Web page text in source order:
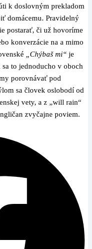
k doslovným prekladom
domácemu. Pravidelný
postarať, či už hovoríme
konverzácie na a mimo
„Chýbaš mi“ je
sa to jednoducho v oboch
porovnávať pod
sa človek oslobodí od
vety, a z „will rain“
zvyčajne poviem.